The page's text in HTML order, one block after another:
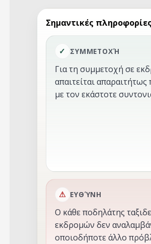
Σημαντικές πληροφορίες
ΣΥΜΜΕΤΟΧΉ
Για τη συμμετοχή σε
απαιτείται
με τον εκάστοτε
ΕΥΘΎΝΗ
Ο κάθε ποδηλάτης
εκδρομών δεν
οποιοδήποτε άλλο